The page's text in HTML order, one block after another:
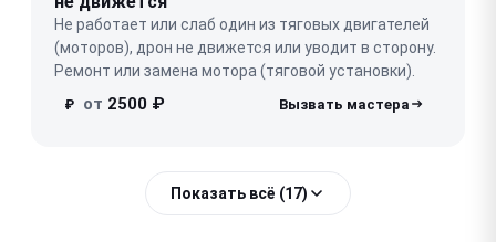
Не работает или слаб один из тяговых двигателей
(моторов), дрон не движется или уводит в сторону.
Ремонт или замена мотора (тяговой установки).
₽ от 2500 ₽
Показать всё (17)